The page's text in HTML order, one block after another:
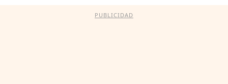
PUBLICIDAD